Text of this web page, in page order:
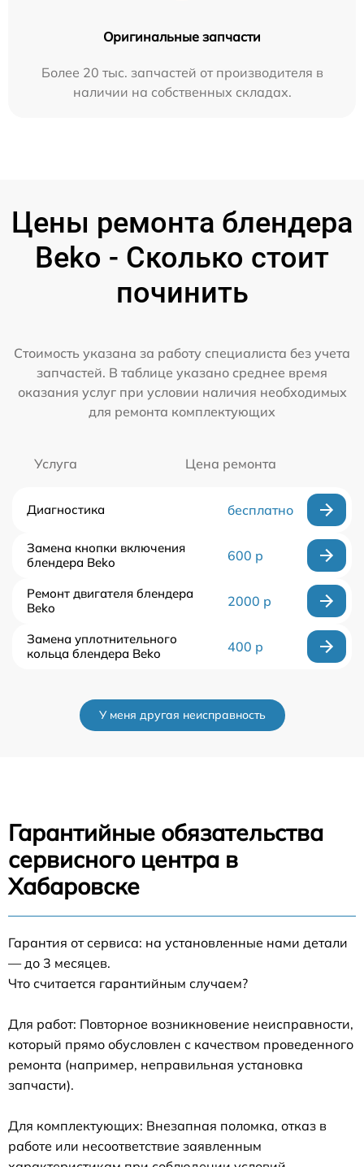
Оригинальные запчасти
Более 20 тыс. запчастей от производителя в
наличии на собственных складах.
Цены ремонта блендера
Beko - Сколько стоит
починить
Стоимость указана за работу специалиста без учета
запчастей. В таблице указано среднее время
оказания услуг при условии наличия необходимых
для ремонта комплектующих
Услуга Цена ремонта
Диагностика бесплатно
Замена кнопки включения
блендера Beko
600 р
Ремонт двигателя блендера
Beko
2000 р
Замена уплотнительного
кольца блендера Beko
400 р
У меня другая неисправность
Гарантийные обязательства
сервисного центра в
Хабаровске
Гарантия от сервиса: на установленные нами детали
— до 3 месяцев.
Что считается гарантийным случаем?
Для работ: Повторное возникновение неисправности,
который прямо обусловлен с качеством проведенного
ремонта (например, неправильная установка
запчасти).
Для комплектующих: Внезапная поломка, отказ в
работе или несоответствие заявленным